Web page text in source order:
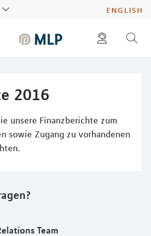
english
ad hoc mitteilungen finden
2016
unsere Finanzberichte zum
sowie Zugang zu vorhandenen
Team